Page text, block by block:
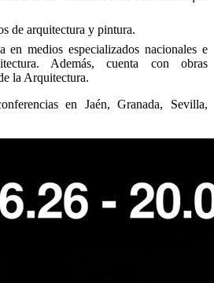
de arquitectura y pintura.
en medios especializados nacionales e
Además, cuenta con obras
la Arquitectura.
en Jaén, Granada, Sevilla,